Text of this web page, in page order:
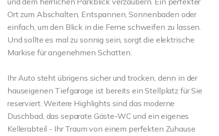
Ort zum Abschalten, Entspannen, Sonnenbaden oder
einfach, um den Blick in die Ferne schweifen zu lassen.
Und sollte es mal zu sonnig sein, sorgt die elektrische
Markise für angenehmen Schatten.
Ihr Auto steht übrigens sicher und trocken, denn in der
hauseigenen Tiefgarage ist bereits ein Stellplatz für Sie
reserviert. Weitere Highlights sind das moderne
Duschbad, das separate Gäste-WC und ein eigenes
Kellerabteil - Ihr Traum von einem perfekten Zuhause